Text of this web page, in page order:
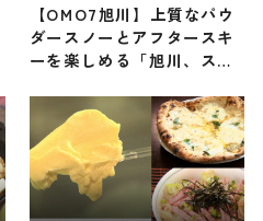
【OMO7旭川】上質なパウ
ダースノーとアフタースキ
ーを楽しめる「旭川、スキ
開催！ “寒くなるほど安く
なるクラフトビール” など
遊び心満載 ♪